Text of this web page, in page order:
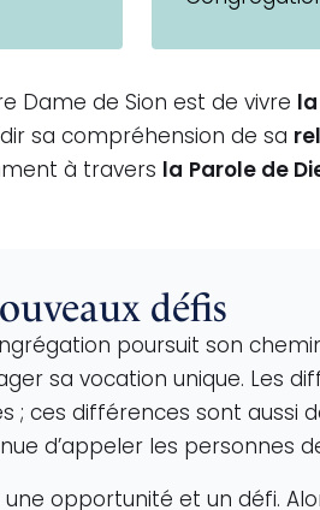
Dame de Sion est de vivre
sa compréhension de sa
à travers
la Parole de
défis
poursuit son
sa vocation unique. Les
ces différences sont aussi
d’appeler les personnes
opportunité et un défi.